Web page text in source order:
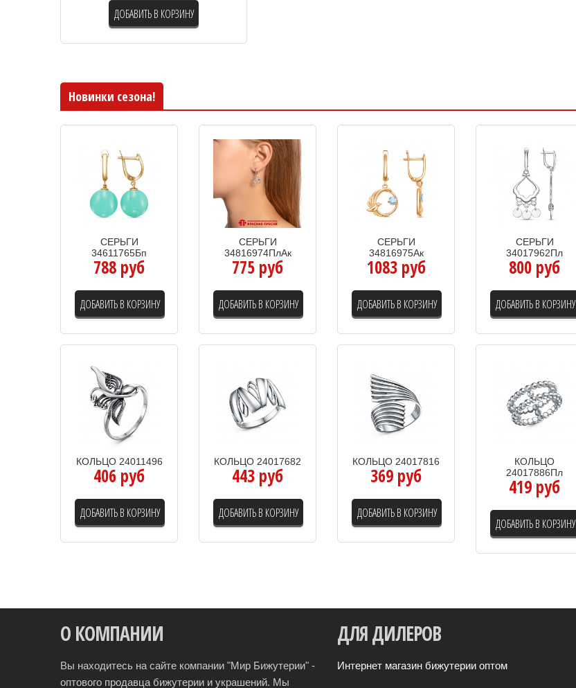
ДОБАВИТЬ В КОРЗИНУ
Новинки сезона!
СЕРЬГИ
34611765Бп
788 руб
ДОБАВИТЬ В КОРЗИНУ
СЕРЬГИ
34816974ПлАк
775 руб
ДОБАВИТЬ В КОРЗИНУ
СЕРЬГИ
34816975Ак
1083 руб
ДОБАВИТЬ В КОРЗИНУ
СЕРЬГИ
34017962Пл
800 руб
ДОБАВИТЬ В КОРЗИНУ
КОЛЬЦО 24011496
406 руб
ДОБАВИТЬ В КОРЗИНУ
КОЛЬЦО 24017682
443 руб
ДОБАВИТЬ В КОРЗИНУ
КОЛЬЦО 24017816
369 руб
ДОБАВИТЬ В КОРЗИНУ
КОЛЬЦО
24017886Пл
419 руб
ДОБАВИТЬ В КОРЗИНУ
О КОМПАНИИ
Вы находитесь на сайте компании "Мир Бижутерии" -
оптового продавца бижутерии и украшений. Мы
ДЛЯДИЛЕРОВ
Интернет магазин бижутерии оптом